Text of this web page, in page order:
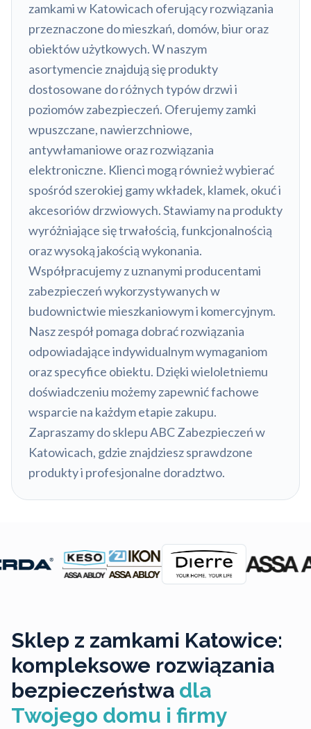
zamkami w Katowicach oferujący rozwiązania
przeznaczone do mieszkań, domów, biur oraz
obiektów użytkowych. W naszym
asortymencie znajdują się produkty
dostosowane do różnych typów drzwi i
poziomów zabezpieczeń. Oferujemy zamki
wpuszczane, nawierzchniowe,
antywłamaniowe oraz rozwiązania
elektroniczne. Klienci mogą również wybierać
spośród szerokiej gamy wkładek, klamek, okuć i
akcesoriów drzwiowych. Stawiamy na produkty
wyróżniające się trwałością, funkcjonalnością
oraz wysoką jakością wykonania.
Współpracujemy z uznanymi producentami
zabezpieczeń wykorzystywanych w
budownictwie mieszkaniowym i komercyjnym.
Nasz zespół pomaga dobrać rozwiązania
odpowiadające indywidualnym wymaganiom
oraz specyfice obiektu. Dzięki wieloletniemu
doświadczeniu możemy zapewnić fachowe
wsparcie na każdym etapie zakupu.
Zapraszamy do sklepu ABC Zabezpieczeń w
Katowicach, gdzie znajdziesz sprawdzone
produkty i profesjonalne doradztwo.
Sklep z zamkami Katowice:
kompleksowe rozwiązania
bezpieczeństwa dla
Twojego domu i firmy